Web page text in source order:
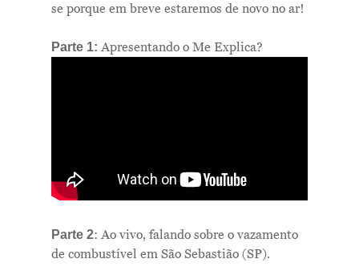
se porque em breve estaremos de novo no ar!
Parte 1: Apresentando o Me Explica?
Parte 2: Ao vivo, falando sobre o vazamento
de combustível em São Sebastião (SP).